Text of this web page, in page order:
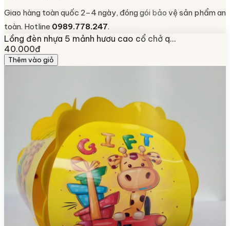
Giao hàng toàn quốc 2–4 ngày, đóng gói bảo vệ sản phẩm an
toàn. Hotline 0989.778.247.
Lồng đèn nhựa 5 mảnh hươu cao cổ chở q…
40.000đ
Thêm vào giỏ